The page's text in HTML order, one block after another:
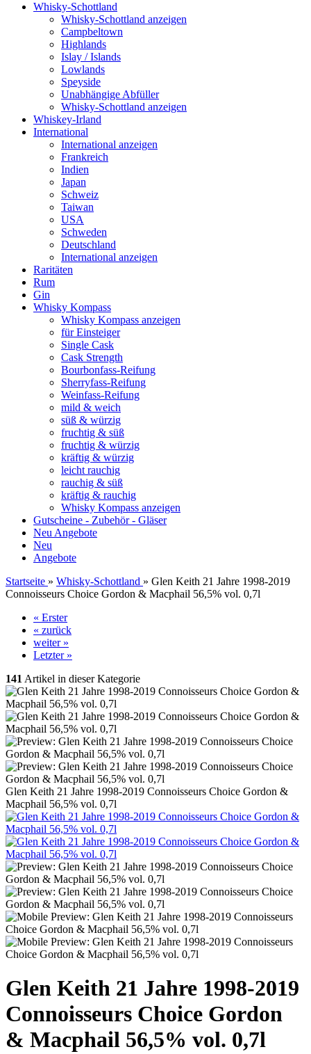
Whisky-Schottland
Whisky-Schottland anzeigen
Campbeltown
Highlands
Islay / Islands
Lowlands
Speyside
Unabhängige Abfüller
Whisky-Schottland anzeigen
Whiskey-Irland
International
International anzeigen
Frankreich
Indien
Japan
Schweiz
Taiwan
USA
Schweden
Deutschland
International anzeigen
Raritäten
Rum
Gin
Whisky Kompass
Whisky Kompass anzeigen
für Einsteiger
Single Cask
Cask Strength
Bourbonfass-Reifung
Sherryfass-Reifung
Weinfass-Reifung
mild & weich
süß & würzig
fruchtig & süß
fruchtig & würzig
kräftig & würzig
leicht rauchig
rauchig & süß
kräftig & rauchig
Whisky Kompass anzeigen
Gutscheine - Zubehör - Gläser
Neu Angebote
Neu
Angebote
Startseite » Whisky-Schottland » Glen Keith 21 Jahre 1998-2019
Connoisseurs Choice Gordon & Macphail 56,5% vol. 0,7l
« Erster
« zurück
weiter »
Letzter »
141 Artikel in dieser Kategorie
Glen Keith 21 Jahre 1998-2019 Connoisseurs Choice Gordon &
Macphail 56,5% vol. 0,7l
Glen Keith 21 Jahre 1998-2019
Connoisseurs Choice Gordon
& Macphail 56,5% vol. 0,7l